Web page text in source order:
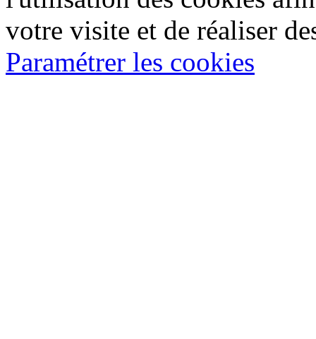
votre visite et de réaliser
Paramétrer les cookies